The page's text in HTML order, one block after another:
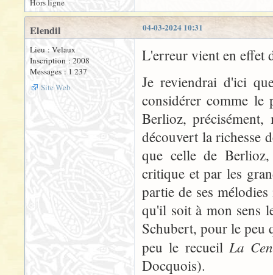
Hors ligne
04-03-2024 10:31
Elendil
Lieu : Velaux
Inscription : 2008
Messages : 1 237
Site Web
L'erreur vient en effet
Je reviendrai d'ici
considérer comme le
Berlioz, précisément,
découvert la richesse
que celle de
critique et par les
partie de ses
qu'il soit à mon sens
Schubert, pour le peu
peu le recueil La
Docquois).